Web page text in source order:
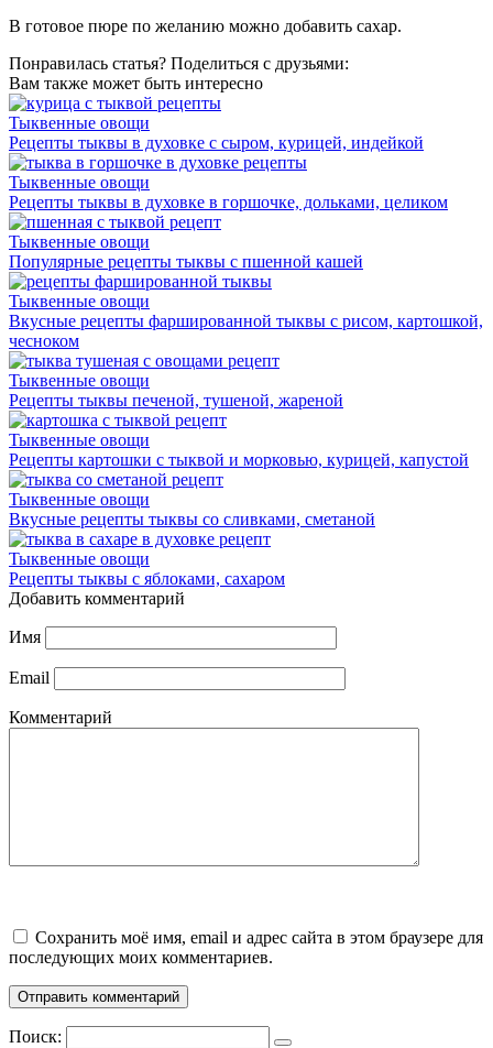
В готовое пюре по желанию можно добавить сахар.
Понравилась статья? Поделиться с друзьями:
Вам также может быть интересно
Тыквенные овощи
Рецепты тыквы в духовке с сыром, курицей, индейкой
Тыквенные овощи
Рецепты тыквы в духовке в горшочке, дольками, целиком
Тыквенные овощи
Популярные рецепты тыквы с пшенной кашей
Тыквенные овощи
Вкусные рецепты фаршированной тыквы с рисом, картошкой,
чесноком
Тыквенные овощи
Рецепты тыквы печеной, тушеной, жареной
Тыквенные овощи
Рецепты картошки с тыквой и морковью, курицей, капустой
Тыквенные овощи
Вкусные рецепты тыквы со сливками, сметаной
Тыквенные овощи
Рецепты тыквы с яблоками, сахаром
Добавить комментарий
Имя
Email
Комментарий
Сохранить моё имя, email и адрес сайта в этом браузере для
последующих моих комментариев.
Поиск: